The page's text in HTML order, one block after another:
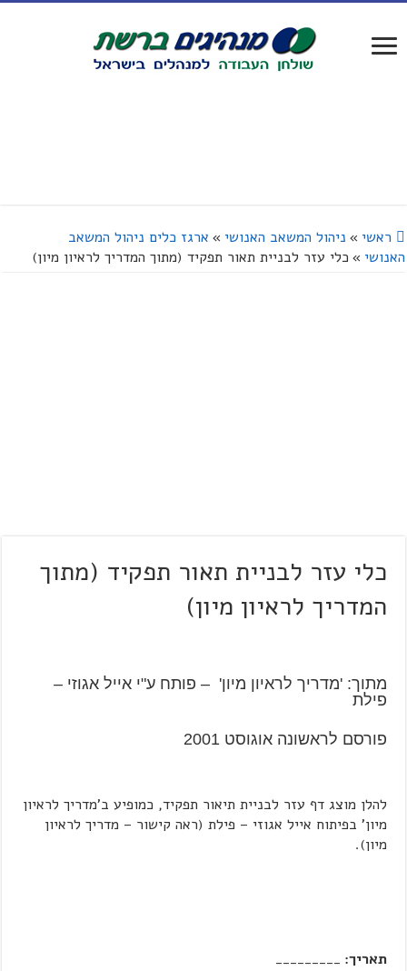
ראשי » ניהול המשאב האנושי » ארגז כלים ניהול המשאב
האנושי » כלי עזר לבניית תאור תפקיד (מתוך המדריך לראיון מיון)
כלי עזר לבניית תאור תפקיד (מתוך
המדריך לראיון מיון)
מתוך: 'מדריך לראיון מיון' – פותח ע"י אייל אגוזי –
פילת
פורסם לראשונה אוגוסט 2001
להלן מוצג דף עזר לבניית תיאור תפקיד, כמופיע ב'מדריך לראיון
מיון' בפיתוח אייל אגוזי – פילת (ראה קישור – מדריך לראיון
מיון).
תאריך: _________